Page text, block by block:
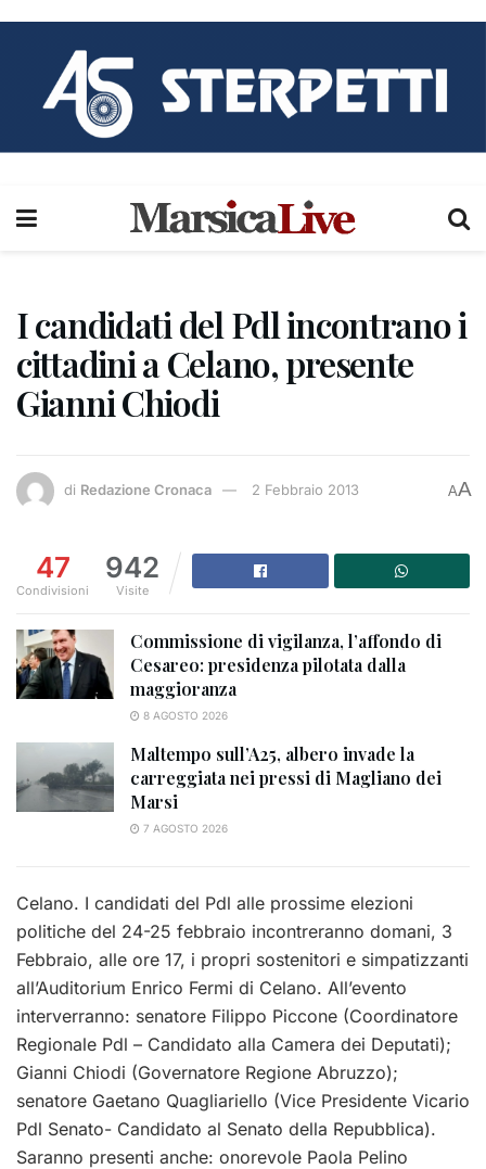
I candidati del Pdl incontrano i
cittadini a Celano, presente
Gianni Chiodi
di Redazione Cronaca 2 Febbraio 2013 AA
47
Condivisioni
942
Visite
Commissione di vigilanza, l’affondo di
Cesareo: presidenza pilotata dalla
maggioranza
8 AGOSTO 2026
Maltempo sull’A25, albero invade la
carreggiata nei pressi di Magliano dei
Marsi
7 AGOSTO 2026
Celano. I candidati del Pdl alle prossime elezioni
politiche del 24-25 febbraio incontreranno domani, 3
Febbraio, alle ore 17, i propri sostenitori e simpatizzanti
all’Auditorium Enrico Fermi di Celano. All’evento
interverranno: senatore Filippo Piccone (Coordinatore
Regionale Pdl – Candidato alla Camera dei Deputati);
Gianni Chiodi (Governatore Regione Abruzzo);
senatore Gaetano Quagliariello (Vice Presidente Vicario
Pdl Senato- Candidato al Senato della Repubblica).
Saranno presenti anche: onorevole Paola Pelino